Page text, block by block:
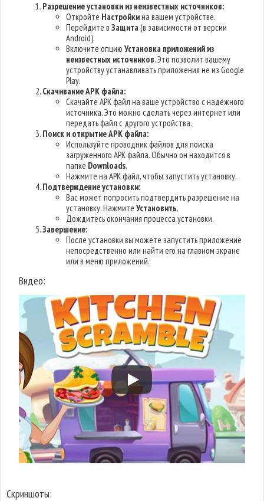
Разрешение установки из неизвестных источников:
Откройте Настройкина вашем устройстве.
Перейдите вЗащита(в зависимости от версии
Android).
Включите опциюУстановка приложений из
неизвестных источников. Это позволит вашему
устройству устанавливать приложения не из Google
Play.
Скачивание APK файла:
Скачайте APK файл на ваше устройство с надежного
источника. Это можно сделать через интернет или
передать файл с другого устройства.
Поиск и открытие APK файла:
Используйте проводник файлов для поиска
загруженного APK файла. Обычно он находится в
папке Downloads.
Нажмите на APK файл, чтобы запустить установку.
Подтверждение установки:
Вас может попросить подтвердить разрешение на
установку. НажмитеУстановить.
Дождитесь окончания процесса установки.
Завершение:
После установки вы можете запустить приложение
непосредственно или найти его на главном экране
или в меню приложений.
Видео:
Скриншоты: